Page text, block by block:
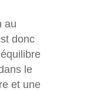
au
donc
le
et une